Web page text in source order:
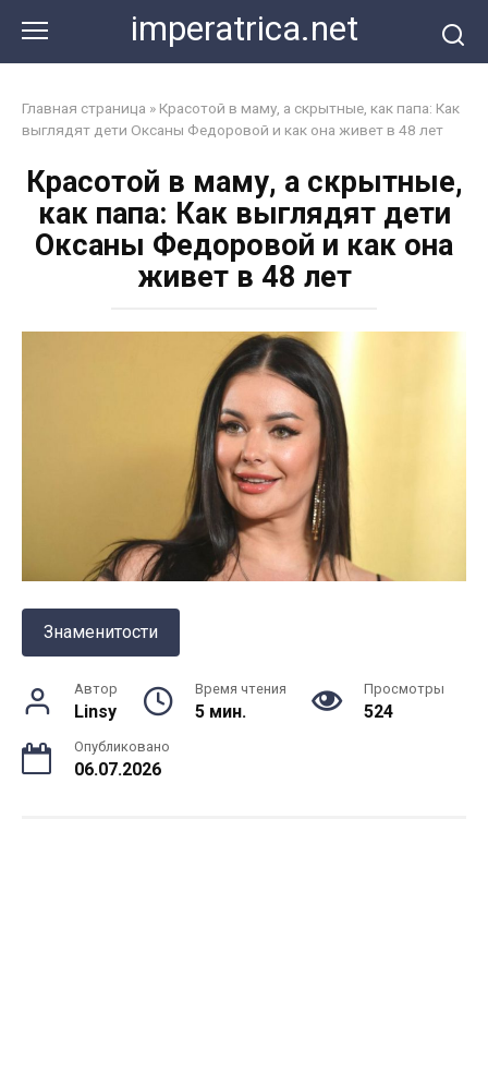
контенту
imperatrica.net
Главная страница » Красотой в маму, а скрытные, как папа: Как
выглядят дети Оксаны Федоровой и как она живет в 48 лет
Красотой в маму, а скрытные,
как папа: Как выглядят дети
Оксаны Федоровой и как она
живет в 48 лет
Знаменитости
Автор
Linsy
Время чтения
5 мин.
Просмотры
524
Опубликовано
06.07.2026